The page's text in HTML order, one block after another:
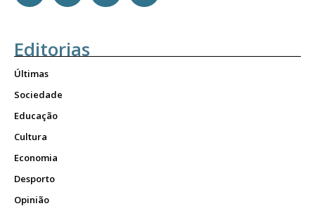
Editorias
Últimas
Sociedade
Educação
Cultura
Economia
Desporto
Opinião